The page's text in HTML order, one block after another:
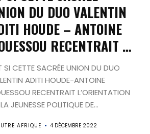
DU DUO VALENTIN
HOUDE – ANTOINE
RECENTRAIT …
SI CETTE SACRÉE UNION DU DUO
ADITI HOUDE-ANTOINE
RECENTRAIT L’ORIENTATION
JEUNESSE POLITIQUE DE...
AFRIQUE 4 DÉCEMBRE 2022